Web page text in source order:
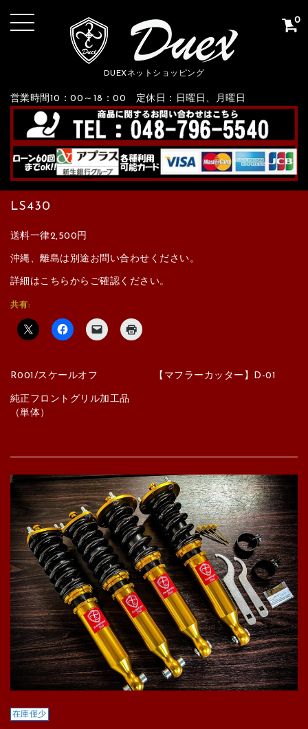
DUEXネットショッピング
営業時間10：00～18：00 定休日：日曜日、月曜日
0
LS430
送料一律2,500円
沖縄、離島は別途お問い合わせください。
詳細はこちらからご確認ください。
共有:
R001/スケールオフ 【マフラーカッター】D-01
純正フロントグリル加工品
（単体）
在庫僅少